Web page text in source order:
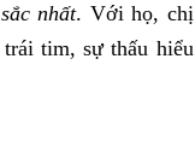
nhất. Với họ, chị
tim, sự thấu hiểu